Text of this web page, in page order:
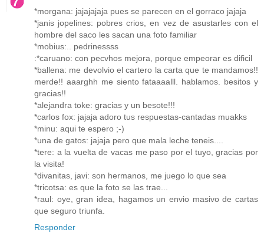
*morgana: jajajajaja pues se parecen en el gorraco jajaja
*janis jopelines: pobres crios, en vez de asustarles con el
hombre del saco les sacan una foto familiar
*mobius:.. pedrinessss
:*caruano: con pecvhos mejora, porque empeorar es dificil
*ballena: me devolvio el cartero la carta que te mandamos!!
merde!! aaarghh me siento fataaaalll. hablamos. besitos y
gracias!!
*alejandra toke: gracias y un besote!!!
*carlos fox: jajaja adoro tus respuestas-cantadas muakks
*minu: aqui te espero ;-)
*una de gatos: jajaja pero que mala leche teneis....
*tere: a la vuelta de vacas me paso por el tuyo, gracias por
la visita!
*divanitas, javi: son hermanos, me juego lo que sea
*tricotsa: es que la foto se las trae...
*raul: oye, gran idea, hagamos un envio masivo de cartas
que seguro triunfa.
Responder